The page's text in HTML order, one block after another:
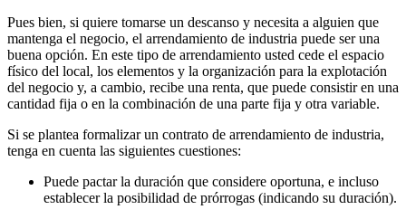
Pues bien, si quiere tomarse un descanso y necesita a alguien que
mantenga el negocio, el arrendamiento de industria puede ser una
buena opción. En este tipo de arrendamiento usted cede el espacio
físico del local, los elementos y la organización para la explotación
del negocio y, a cambio, recibe una renta, que puede consistir en una
cantidad fija o en la combinación de una parte fija y otra variable.
Si se plantea formalizar un contrato de arrendamiento de industria,
tenga en cuenta las siguientes cuestiones:
Puede pactar la duración que considere oportuna, e incluso
establecer la posibilidad de prórrogas (indicando su duración).